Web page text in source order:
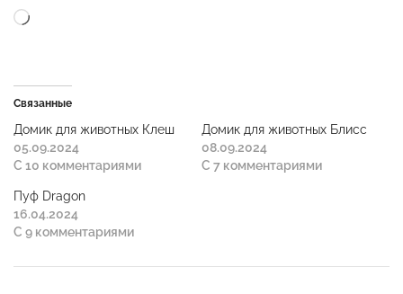
Связанные
Домик для животных Клеш
05.09.2024
С 10 комментариями
Домик для животных Блисс
08.09.2024
С 7 комментариями
Пуф Dragon
16.04.2024
С 9 комментариями